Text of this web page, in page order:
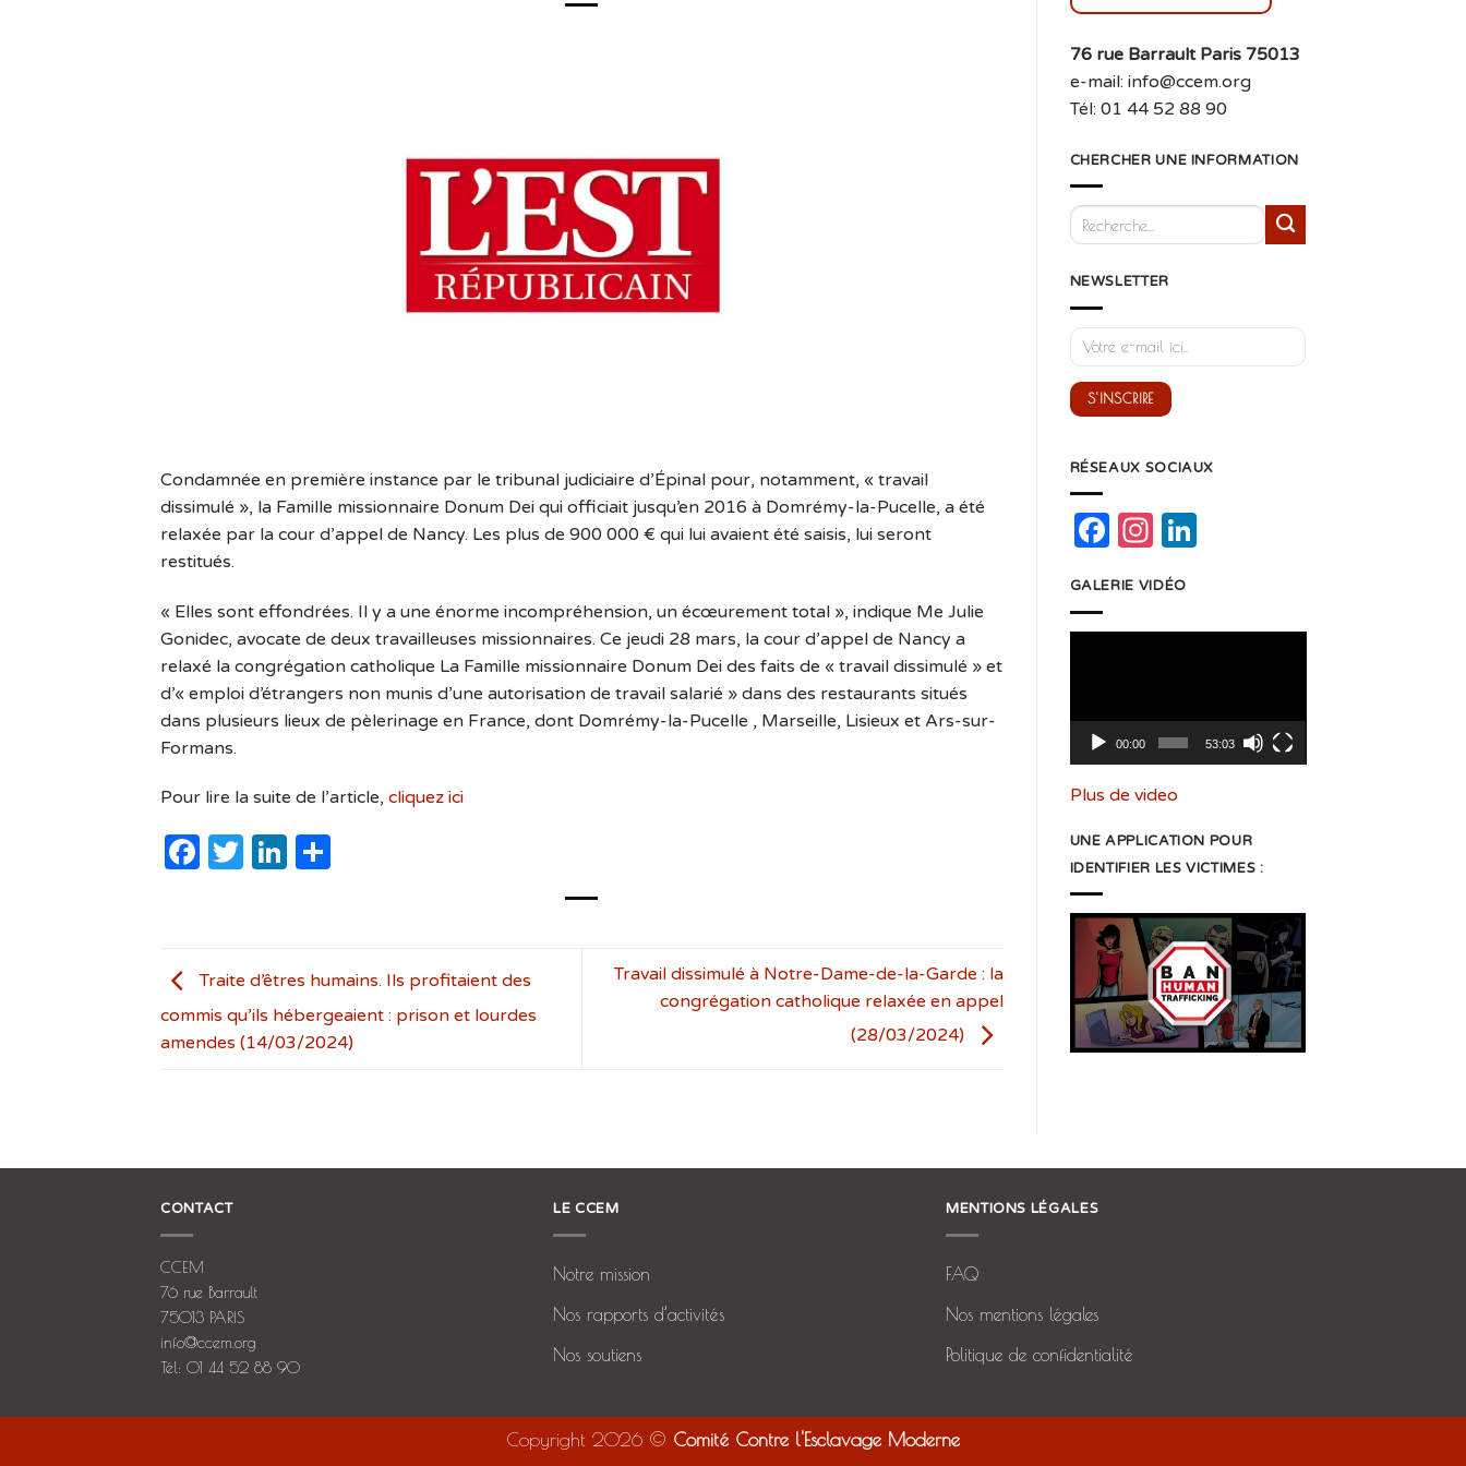
Condamnée en première instance par le tribunal judiciaire d’Épinal pour, notamment, « travail
dissimulé », la Famille missionnaire Donum Dei qui officiait jusqu’en 2016 à Domrémy-la-Pucelle, a été
relaxée par la cour d’appel de Nancy. Les plus de 900 000 € qui lui avaient été saisis, lui seront
restitués.
« Elles sont effondrées. Il y a une énorme incompréhension, un écœurement total », indique Me Julie
Gonidec, avocate de deux travailleuses missionnaires. Ce jeudi 28 mars, la cour d’appel de Nancy a
relaxé la congrégation catholique La Famille missionnaire Donum Dei des faits de « travail dissimulé » et
d’« emploi d’étrangers non munis d’une autorisation de travail salarié » dans des restaurants situés
dans plusieurs lieux de pèlerinage en France, dont Domrémy-la-Pucelle , Marseille, Lisieux et Ars-sur-
Formans.
Pour lire la suite de l’article, cliquez ici
Facebook
TwitterLinkedIn
Traite d’êtres humains. Ils profitaient des
commis qu’ils hébergeaient : prison et lourdes
amendes (14/03/2024)
Travail dissimulé à Notre-Dame-de-la-Garde : la
congrégation catholique relaxée en appel
(28/03/2024)
76 rue Barrault Paris 75013
e-mail: info@ccem.org
Tél: 01 44 52 88 90
CHERCHER UNE INFORMATION
NEWSLETTER
RÉSEAUX SOCIAUX
Facebook
Instagram
LinkedIn
GALERIE VIDÉO
00:00 53:03
Plus de video
UNE APPLICATION POUR
IDENTIFIER LES VICTIMES :
CONTACT
CCEM
76 rue Barrault
75013 PARIS
info@ccem.org
Tél: 01 44 52 88 90
LE CCEM
Notre mission
Nos rapports d’activités
Nos soutiens
MENTIONS LÉGALES
FAQ
Nos mentions légales
Politique de confidentialité
Copyright 2026 © Comité Contre l'Esclavage Moderne